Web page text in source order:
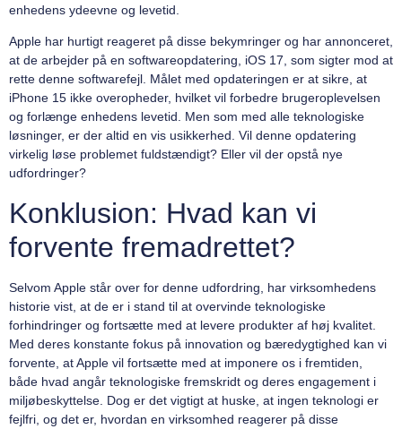
enhedens ydeevne og levetid.
Apple har hurtigt reageret på disse bekymringer og har annonceret,
at de arbejder på en softwareopdatering, iOS 17, som sigter mod at
rette denne softwarefejl. Målet med opdateringen er at sikre, at
iPhone 15 ikke overopheder, hvilket vil forbedre brugeroplevelsen
og forlænge enhedens levetid. Men som med alle teknologiske
løsninger, er der altid en vis usikkerhed. Vil denne opdatering
virkelig løse problemet fuldstændigt? Eller vil der opstå nye
udfordringer?
Konklusion: Hvad kan vi
forvente fremadrettet?
Selvom Apple står over for denne udfordring, har virksomhedens
historie vist, at de er i stand til at overvinde teknologiske
forhindringer og fortsætte med at levere produkter af høj kvalitet.
Med deres konstante fokus på innovation og bæredygtighed kan vi
forvente, at Apple vil fortsætte med at imponere os i fremtiden,
både hvad angår teknologiske fremskridt og deres engagement i
miljøbeskyttelse. Dog er det vigtigt at huske, at ingen teknologi er
fejlfri, og det er, hvordan en virksomhed reagerer på disse